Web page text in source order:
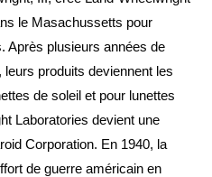
le Masachussetts pour
Après plusieurs années de
leurs produits deviennent les
de soleil et pour lunettes
Laboratories devient une
Corporation. En 1940, la
de guerre américain en